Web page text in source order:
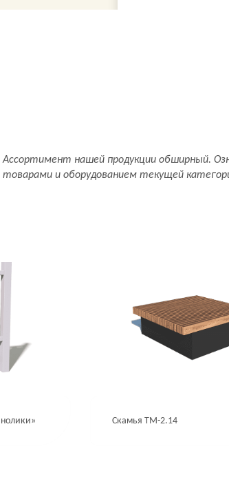
Ассортимент нашей продукции обширный.
товарами и оборудованием текущей
Скамья ТМ-2.14